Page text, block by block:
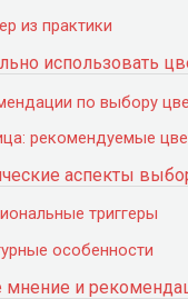
из практики
использовать
по выбору
рекомендуемые
аспекты
триггеры
особенности
мнение и